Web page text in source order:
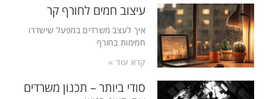
עיצוב חמים לחורף קר
איך לעצב משרדים במפעל שישדרו
חמימות בחורף
קרא עוד »
סודי ביותר – תכנון משרדים